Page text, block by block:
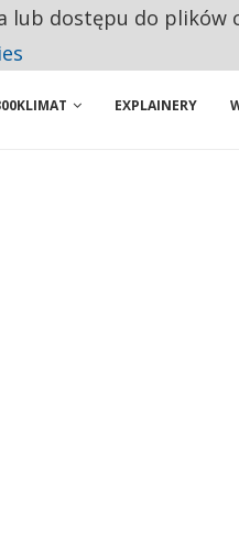
EXPLAINERY
lub dostępu do plików